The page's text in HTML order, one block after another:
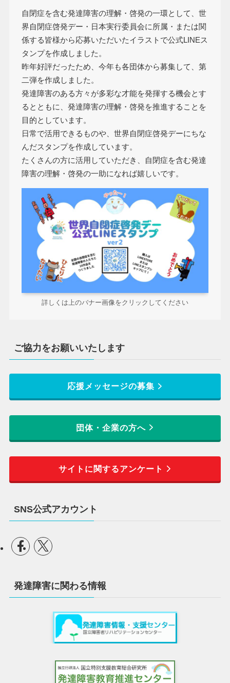
自閉症を含む発達障害の理解・啓発の一環として、世
界自閉症啓発デー・日本実行委員会に所属・または関
係する皆様から応募いただいたイラストで公式LINEス
タンプを作成しました。
昨年好評だったため、今年も各団体から募集して、第
二弾を作成しました。
発達障害のある方々が多彩な才能を発揮する機会とす
るとともに、発達障害の理解・啓発を推進することを
目的としています。
日常で活用できるものや、世界自閉症啓発デーにちな
んだスタンプを作成しています。
たくさんの方に活用していただき、自閉症を含む発達
障害の理解・啓発の一助になれば嬉しいです。
詳しくは上のバナー画像をクリックしてください
ご協力をお願いいたします
応援メッセージの募集
団体・企業の方へ
サイトに関するアンケート
SNS公式アカウント
発達障害に関わる情報